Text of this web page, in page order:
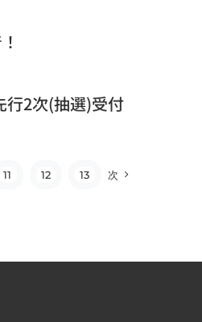
行2次(抽選)受付
11 12 13 次